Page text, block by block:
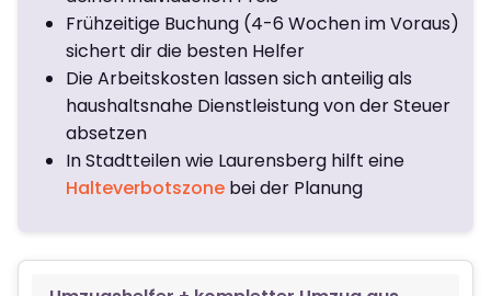
Frühzeitige Buchung (4-6 Wochen im Voraus)
sichert dir die besten Helfer
Die Arbeitskosten lassen sich anteilig als
haushaltsnahe Dienstleistung von der Steuer
absetzen
In Stadtteilen wie Laurensberg hilft eine
Halteverbotszone bei der Planung